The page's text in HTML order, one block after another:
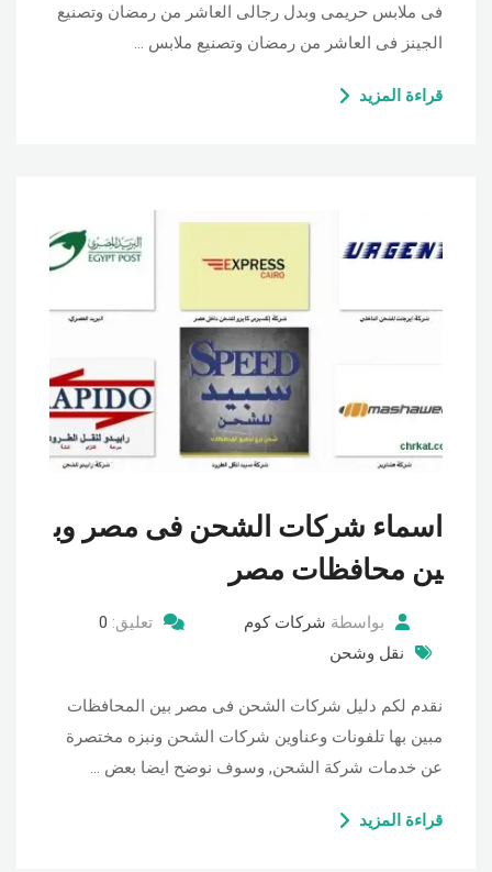
فى ملابس حريمى وبدل رجالى العاشر من رمضان وتصنيع
الجينز فى العاشر من رمضان وتصنيع ملابس …
قراءة المزيد
اسماء شركات الشحن فى مصر وب
ين محافظات مصر
بواسطة شركات كوم تعليق: 0
نقل وشحن
نقدم لكم دليل شركات الشحن فى مصر بين المحافظات
مبين بها تلفونات وعناوين شركات الشحن ونبزه مختصرة
عن خدمات شركة الشحن, وسوف نوضح ايضا بعض …
قراءة المزيد